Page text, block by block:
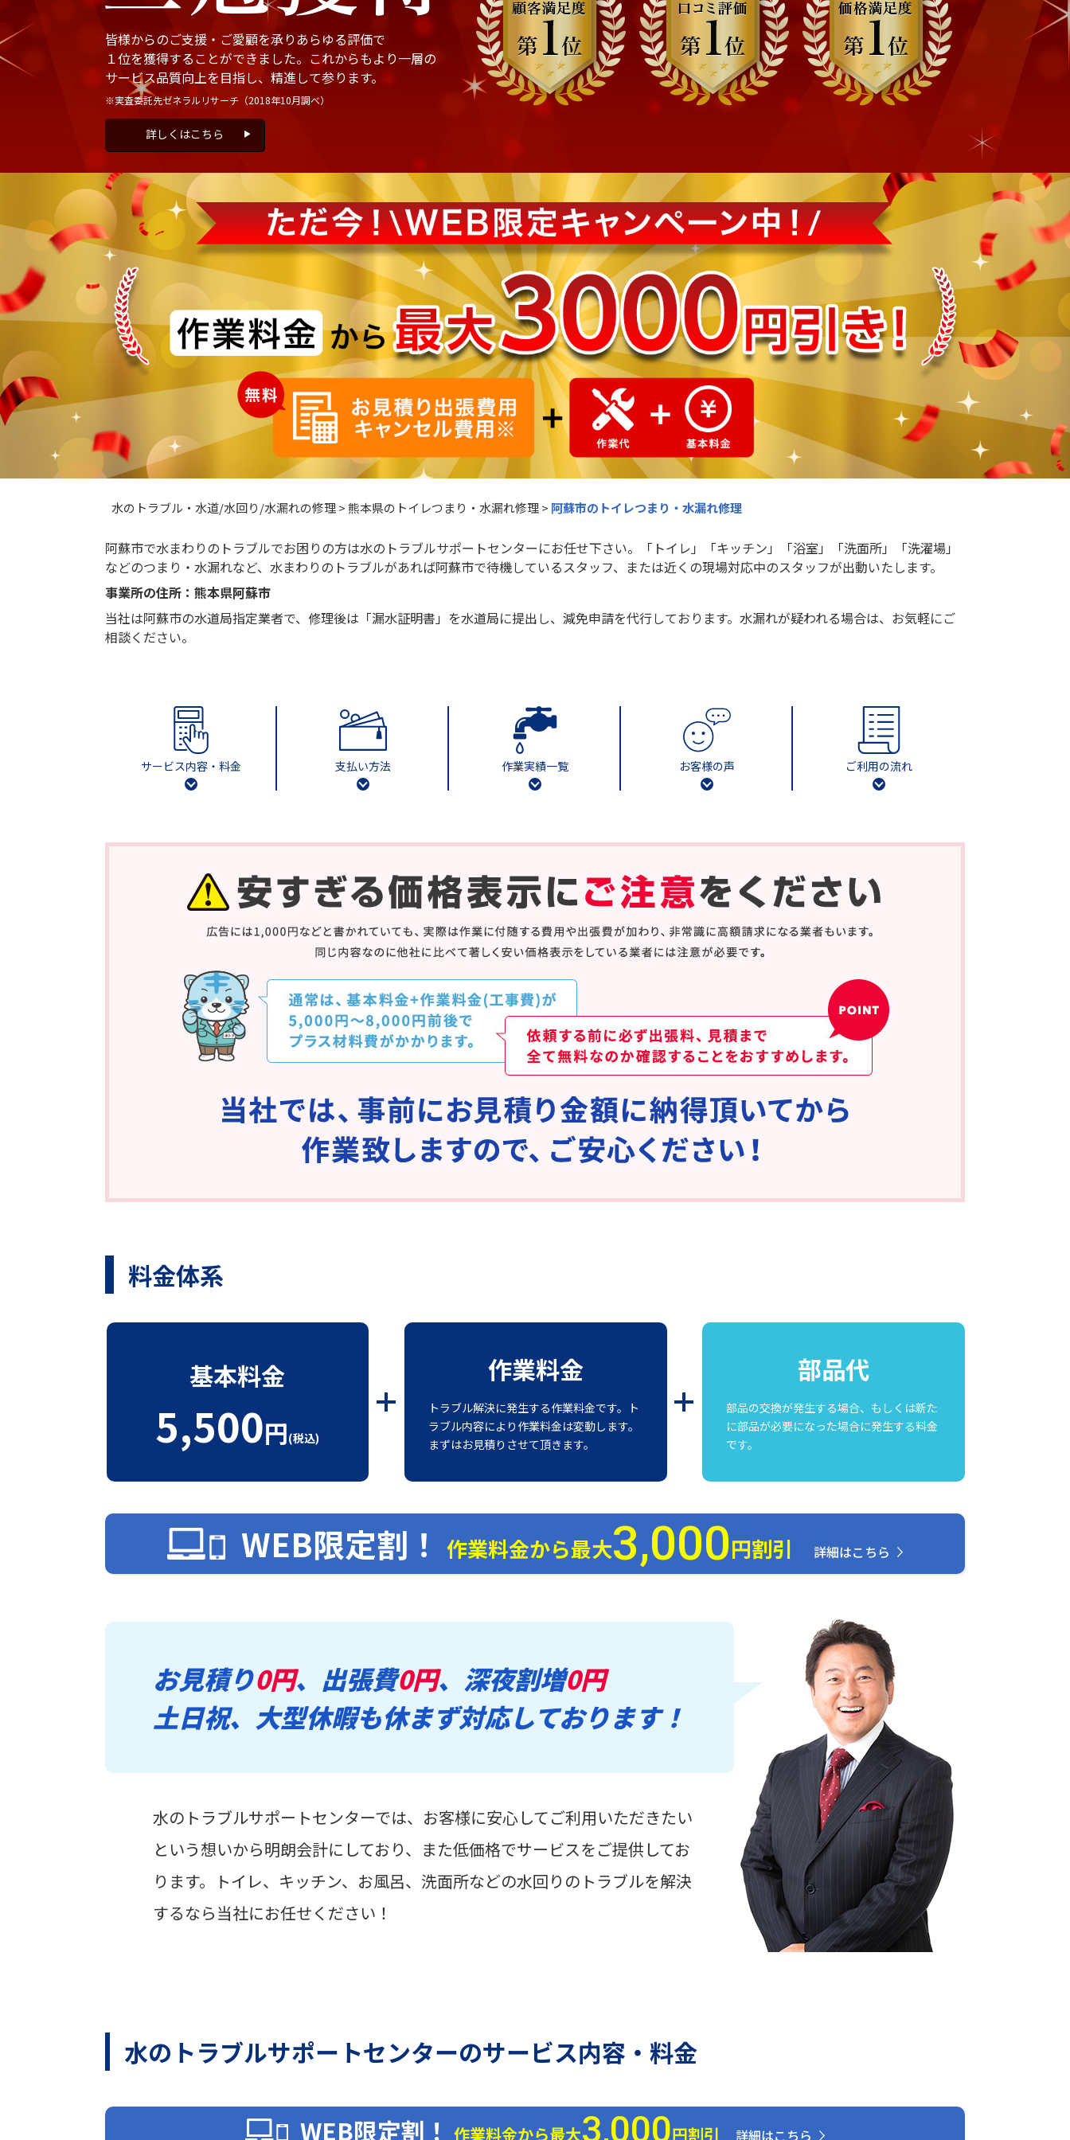
皆様からのご支援・ご愛顧を承りあらゆる評価で
１位を獲得することができました。これからもより一層の
サービス品質向上を目指し、精進して参ります。
※実査委託先ゼネラルリサーチ （2018年10月調べ）
詳しくはこちら
水のトラブル・水道/水回り/水漏れの修理>熊本県のトイレつまり・水漏れ修理> 阿蘇市のトイレつまり・水漏れ修理
阿蘇市で水まわりのトラブルでお困りの方は水のトラブルサポートセンターにお任せ下さい。「トイレ」「キッチン」「浴室」「洗面所」「洗濯場」
などのつまり・水漏れなど、水まわりのトラブルがあれば阿蘇市で待機しているスタッフ、または近くの現場対応中のスタッフが出動いたします。
事業所の住所：熊本県阿蘇市
当社は阿蘇市の水道局指定業者で、修理後は「漏水証明書」を水道局に提出し、減免申請を代行しております。水漏れが疑われる場合は、お気軽にご
相談ください。
サービス内容・料金 支払い方法 作業実績一覧 お客様の声 ご利用の流れ
料金体系
基本料金
5,500円(税込)
作業料金
トラブル解決に発生する作業料金です。ト
ラブル内容により作業料金は変動します。
まずはお見積りさせて頂きます。
部品代
部品の交換が発生する場合、もしくは新た
に部品が必要になった場合に発生する料金
です。
WEB限定割！ 作業料金から最大3,000円割引 詳細はこちら
お見積り0円、出張費0円、深夜割増0円
土日祝、大型休暇も休まず対応しております！
水のトラブルサポートセンターでは、お客様に安心してご利用いただきたい
という想いから明朗会計にしており、また低価格でサービスをご提供してお
ります。トイレ、キッチン、お風呂、洗面所などの水回りのトラブルを解決
するなら当社にお任せください！
水のトラブルサポートセンターのサービス内容・料金
WEB限定割！ 作業料金から最大3,000円割引 詳細はこちら